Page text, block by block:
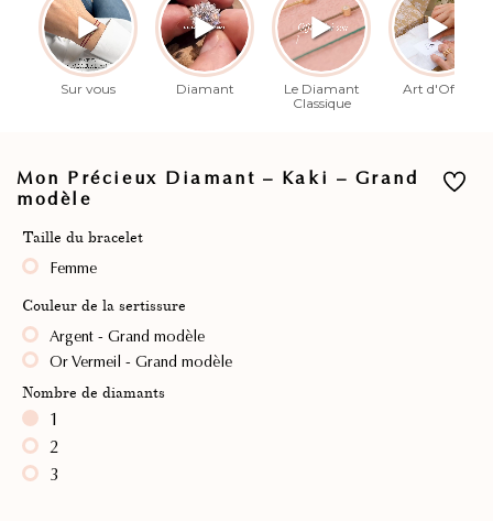
Mon Précieux Diamant – Kaki – Grand
modèle
Taille du bracelet
Femme
Couleur de la sertissure
Argent - Grand modèle
Or Vermeil - Grand modèle
Nombre de diamants
1
2
3